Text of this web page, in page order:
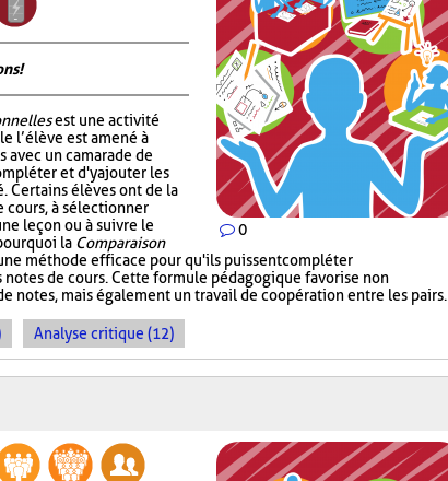
0
est une activité
l’élève est amené à
avec un camarade de
et d'y ajouter les
Certains élèves ont de la
cours, à sélectionner
leçon ou à suivre le
la Comparaison
méthode efficace pour qu'ils puissent compléter
notes de cours. Cette formule pédagogique favorise non
notes, mais également un travail de coopération entre les pairs.
Analyse critique (12)